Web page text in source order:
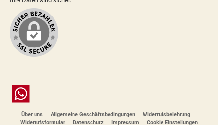
Chat
Über uns Allgemeine Geschäftsbedingungen
Widerrufsbelehrung
Widerrufsformular
Datenschutz Impressum Cookie Einstellungen